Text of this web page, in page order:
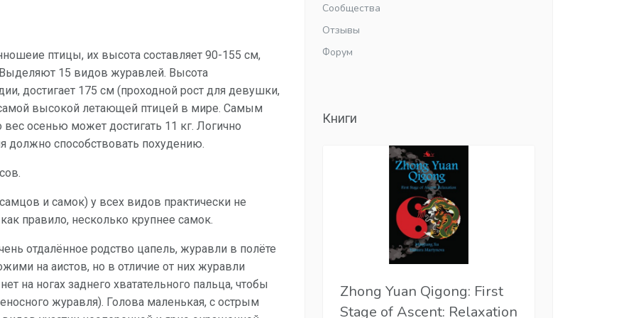
птицы, их высота составляет 90-155 см,
15 видов журавлей. Высота
достигает 175 см (проходной рост для девушки,
высокой летающей птицей в мире. Самым
осенью может достигать 11 кг. Логично
должно способствовать похудению.
и самок) у всех видов практически не
правило, несколько крупнее самок.
отдалённое родство цапель, журавли в полёте
на аистов, но в отличие от них журавли
на ногах заднего хватательного пальца, чтобы
журавля). Голова маленькая, с острым
Сообщества
Отзывы
Форум
Книги
Zhong Yuan Qigong: First
Stage of Ascent: Relaxation